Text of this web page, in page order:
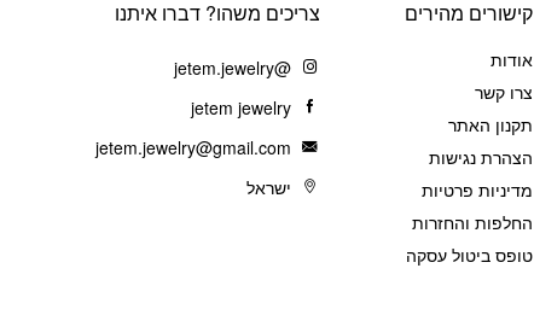
קישורים מהירים
אודות
צרו קשר
תקנון האתר
הצהרת נגישות
מדיניות פרטיות
החלפות והחזרות
טופס ביטול עסקה
צריכים משהו? דברו איתנו
@jetem.jewelry
jetem jewelry
jetem.jewelry@gmail.com
ישראל